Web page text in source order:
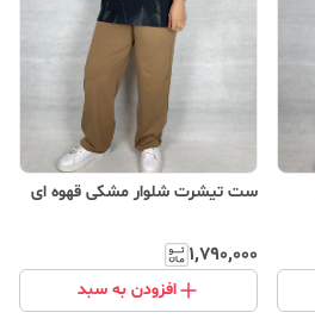
ست تیشرت شلوار مشکی قهوه ای
۱٬۷۹۰٬۰۰۰
افزودن به سبد